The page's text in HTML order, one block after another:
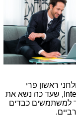
מעבד 8 ליבות שולחני ראשון פרי
, שעד כה נשא את
למשתמשים כבדים